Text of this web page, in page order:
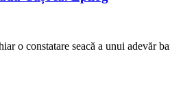
o constatare seacă a unui adevăr